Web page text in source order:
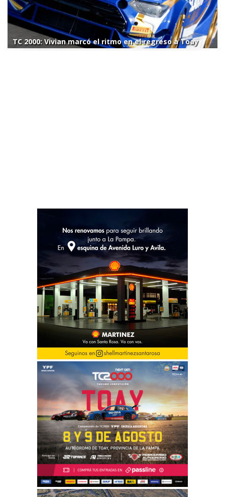
TC 2000: Vivian marcó el ritmo en el regreso a Toay